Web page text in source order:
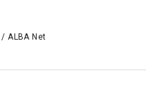
/ALBA Net